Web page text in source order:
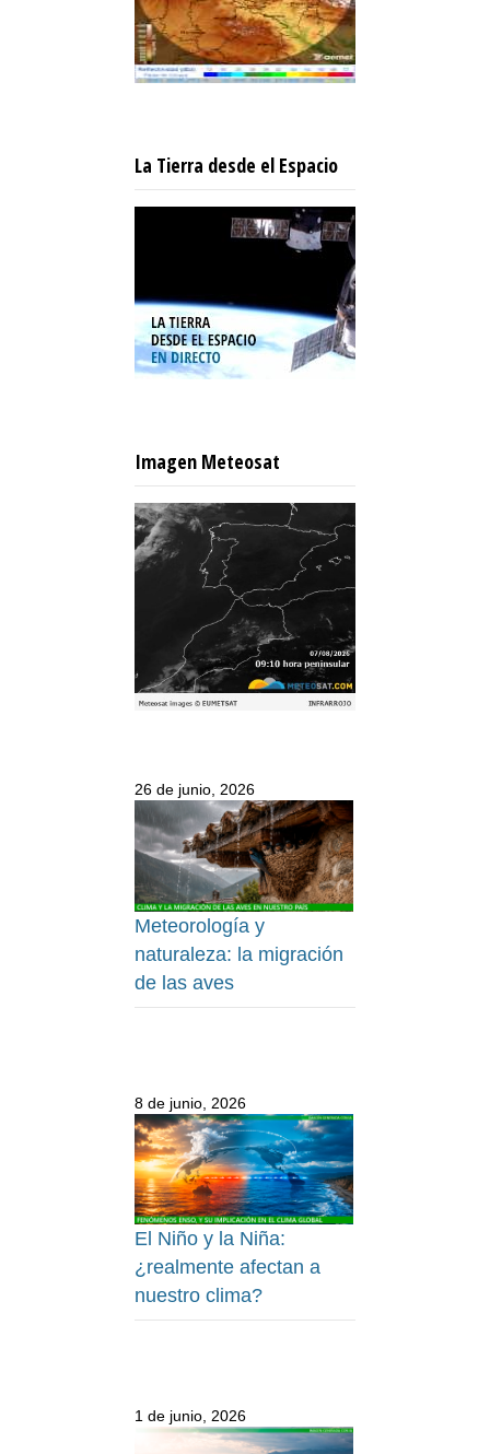
La Tierra desde el Espacio
Imagen Meteosat
26 de junio, 2026
Meteorología y
naturaleza: la migración
de las aves
8 de junio, 2026
El Niño y la Niña:
¿realmente afectan a
nuestro clima?
1 de junio, 2026